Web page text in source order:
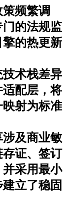
策频繁调
的法规监
的热更新
技术栈差异
配层，将
射为标准
涉及商业敏
证、签订
采用最小
立了稳固